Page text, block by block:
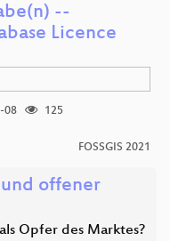
--
Licence
08
125
FOSSGIS 2021
offener
Opfer des Marktes?